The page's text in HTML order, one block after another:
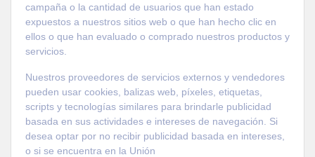
campaña o la cantidad de usuarios que han estado
expuestos a nuestros sitios web o que han hecho clic en
ellos o que han evaluado o comprado nuestros productos y
servicios.
Nuestros proveedores de servicios externos y vendedores
pueden usar cookies, balizas web, píxeles, etiquetas,
scripts y tecnologías similares para brindarle publicidad
basada en sus actividades e intereses de navegación. Si
desea optar por no recibir publicidad basada en intereses,
o si se encuentra en la Unión